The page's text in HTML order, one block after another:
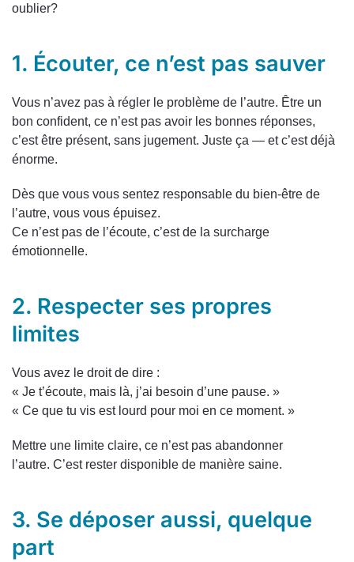
oublier?
1. Écouter, ce n’est pas sauver
Vous n’avez pas à régler le problème de l’autre. Être un
bon confident, ce n’est pas avoir les bonnes réponses,
c’est être présent, sans jugement. Juste ça — et c’est déjà
énorme.
Dès que vous vous sentez responsable du bien-être de
l’autre, vous vous épuisez.
Ce n’est pas de l’écoute, c’est de la surcharge
émotionnelle.
2. Respecter ses propres
limites
Vous avez le droit de dire :
« Je t’écoute, mais là, j’ai besoin d’une pause. »
« Ce que tu vis est lourd pour moi en ce moment. »
Mettre une limite claire, ce n’est pas abandonner
l’autre. C’est rester disponible de manière saine.
3. Se déposer aussi, quelque
part